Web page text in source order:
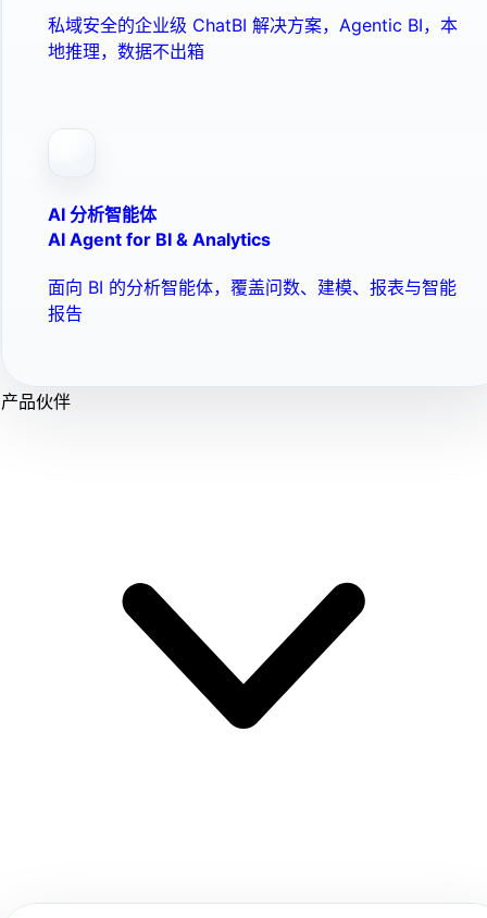
私域安全的企业级 ChatBI 解决方案，Agentic BI，本
地推理，数据不出箱
AI 分析智能体
AI Agent for BI & Analytics
面向 BI 的分析智能体，覆盖问数、建模、报表与智能
报告
产品伙伴